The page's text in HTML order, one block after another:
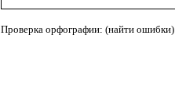
Проверка орфографии: (найти ошибки)